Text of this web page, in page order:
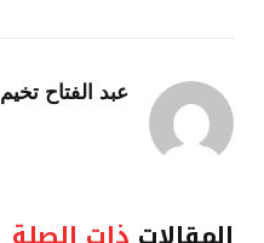
عبد الفتاح تخيم